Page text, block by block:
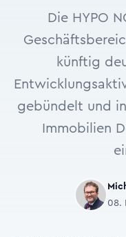
Die HYPO
künftig
gebündelt und
Immobilien
08.